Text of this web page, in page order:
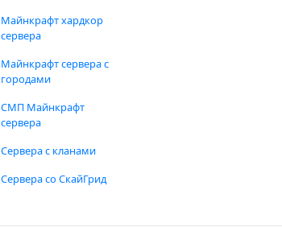
Майнкрафт хардкор
сервера
Майнкрафт сервера с
городами
СМП Майнкрафт
сервера
Сервера с кланами
Сервера со СкайГрид